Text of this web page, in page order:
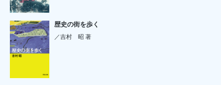
歴史の街を歩く
／吉村 昭 著